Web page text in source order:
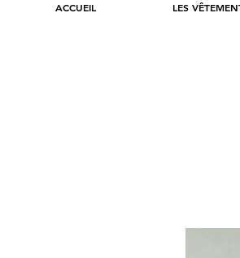
ACCUEIL LES